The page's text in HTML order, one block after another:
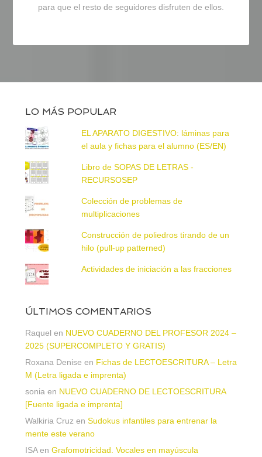
para que el resto de seguidores disfruten de ellos.
LO MÁS POPULAR
EL APARATO DIGESTIVO: láminas para
el aula y fichas para el alumno (ES/EN)
Libro de SOPAS DE LETRAS -
RECURSOSEP
Colección de problemas de
multiplicaciones
Construcción de poliedros tirando de un
hilo (pull-up patterned)
Actividades de iniciación a las fracciones
ÚLTIMOS COMENTARIOS
Raquel en NUEVO CUADERNO DEL PROFESOR 2024 –
2025 (SUPERCOMPLETO Y GRATIS)
Roxana Denise en Fichas de LECTOESCRITURA – Letra
M (Letra ligada e imprenta)
sonia en NUEVO CUADERNO DE LECTOESCRITURA
[Fuente ligada e imprenta]
Walkiria Cruz en Sudokus infantiles para entrenar la
mente este verano
ISAen Grafomotricidad. Vocales en mayúscula